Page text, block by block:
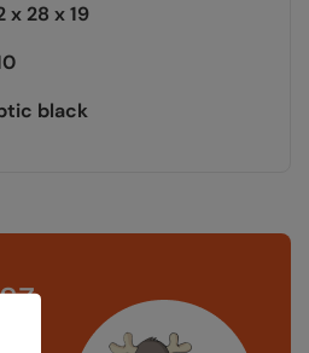
x 28 x 19
black